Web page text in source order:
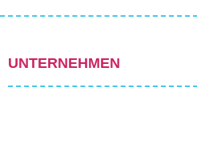
UNTERNEHMEN